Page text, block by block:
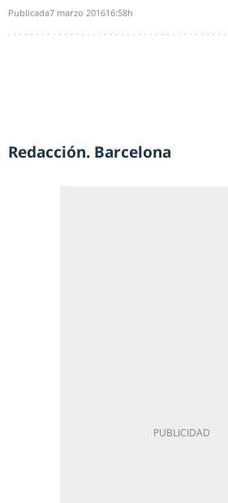
Publicada7 marzo 201616:58h
Redacción. Barcelona